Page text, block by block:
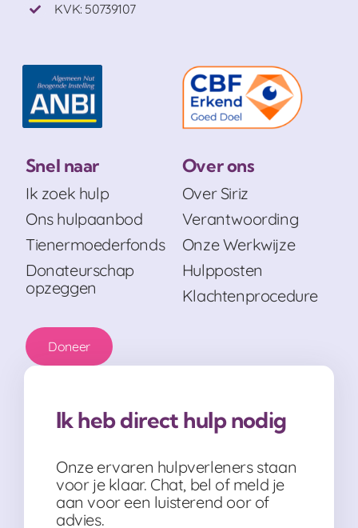
KVK: 50739107
Snel naar
Ik zoek hulp
Ons hulpaanbod
Tienermoederfonds
Donateurschap
opzeggen
Doneer
Over ons
Over Siriz
Verantwoording
Onze Werkwijze
Hulpposten
Klachtenprocedure
Ik heb direct hulp nodig
Onze ervaren hulpverleners staan
voor je klaar. Chat, bel of meld je
aan voor een luisterend oor of
advies.